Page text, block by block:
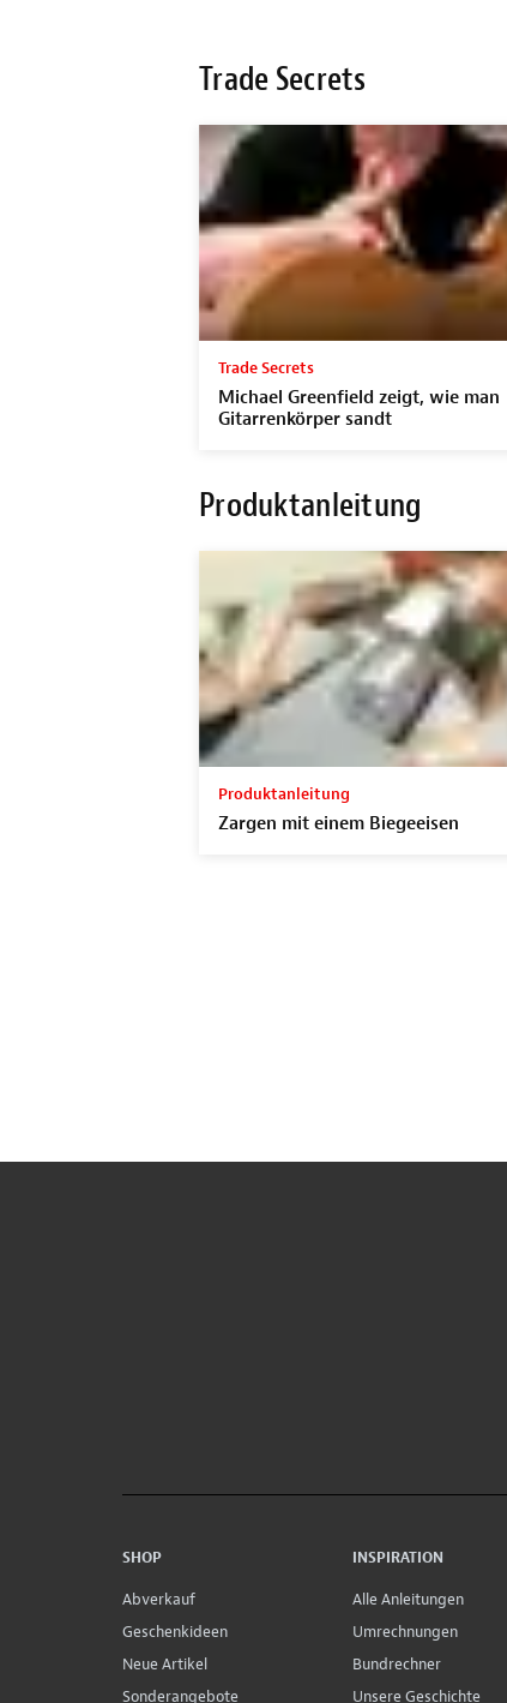
Trade Secrets
Trade Secrets
Michael Greenfield zeigt, wie man
Gitarrenkörper sandt
Produktanleitung
Produktanleitung
Zargen mit einem Biegeeisen
SHOP
Abverkauf
Geschenkideen
Neue Artikel
Sonderangebote
INSPIRATION
Alle Anleitungen
Umrechnungen
Bundrechner
Unsere Geschichte